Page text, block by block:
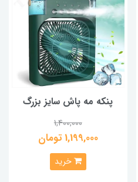
پنکه مه پاش سایز بزرگ
1,400,000
1,199,000 تومان
خرید